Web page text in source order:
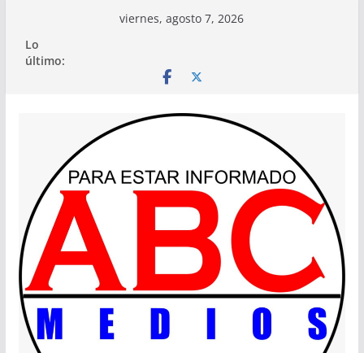
contenido
viernes, agosto 7, 2026
Lo
último: